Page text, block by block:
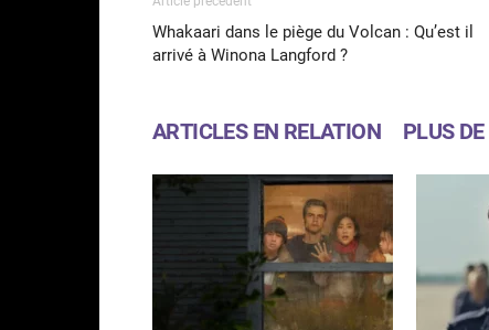
Whakaari dans le piège du Volcan : Qu’est il
arrivé à Winona Langford ?
ARTICLES EN RELATION PLUS